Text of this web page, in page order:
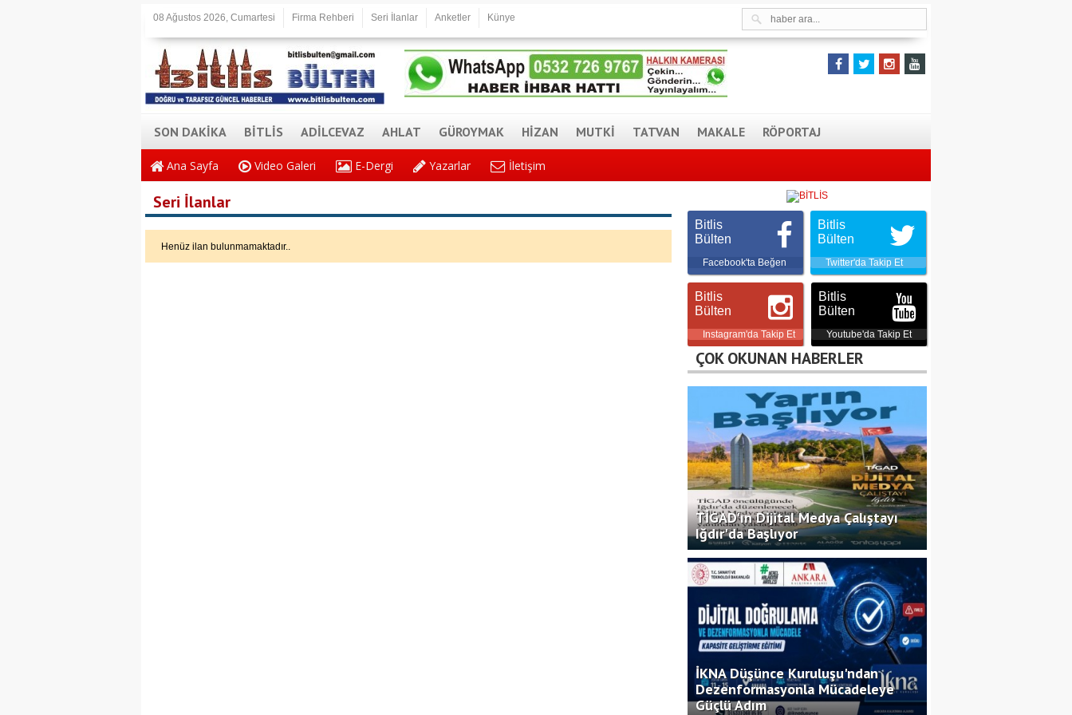
08 Ağustos 2026, Cumartesi Firma Rehberi Seri İlanlar Anketler Künye
SON DAKİKA BİTLİS ADİLCEVAZ AHLAT GÜROYMAK HİZAN MUTKİ TATVAN MAKALE RÖPORTAJ
Ana Sayfa Video Galeri E-Dergi Yazarlar İletişim
Seri İlanlar
Henüz ilan bulunmamaktadır..
Bitlis
Bülten
Facebook'ta Beğen
Bitlis
Bülten
Twitter'da Takip Et
Bitlis
Bülten
Instagram'da Takip Et
Bitlis
Bülten
Youtube'da Takip Et
ÇOK OKUNAN HABERLER
TİGAD'ın Dijital Medya Çalıştayı
Iğdır'da Başlıyor
İKNA Düşünce Kuruluşu'ndan
Dezenformasyonla Mücadeleye
Güçlü Adım
Tasarrufun İptali
Davaları ve Yargıtay
Uygulaması
Av. Musa Tuğa
Ramazan Ayında
Beslenme
Dyt. Belçim Şüheda Gül